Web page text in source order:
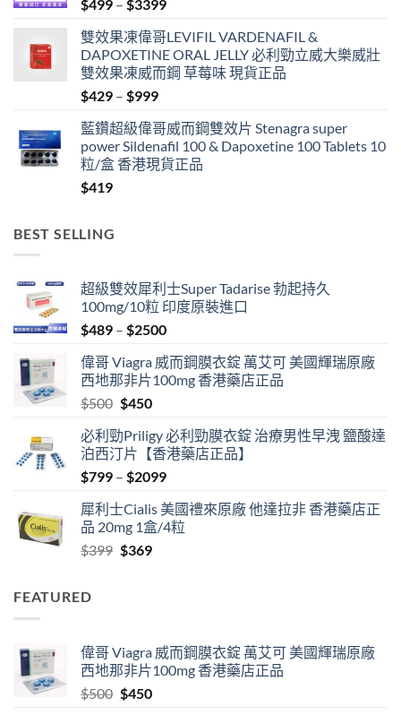
$499 – $3399
$499
through
$3399
雙效果凍偉哥LEVIFIL VARDENAFIL &
DAPOXETINE ORAL JELLY 必利勁立威大樂威壯
雙效果凍威而鋼 草莓味 現貨正品
$429 – $999Price
$429
through
$999
藍鑽超級偉哥威而鋼雙效片 Stenagra super
power Sildenafil 100 & Dapoxetine 100 Tablets 10
粒/盒 香港現貨正品
$419
BEST SELLING
超級雙效犀利士Super Tadarise 勃起持久
100mg/10粒 印度原裝進口
$489 – $2500Price
$489
through
偉哥 Viagra 威而鋼膜衣錠 萬艾可 美國輝瑞原廠
西地那非片100mg 香港藥店正品
$500 Original
was:
$500.
$450Current
is:
$450.
必利勁Priligy 必利勁膜衣錠 治療男性早洩 鹽酸達
泊西汀片【香港藥店正品】
$799 – $2099Price
$799
through
犀利士Cialis 美國禮來原廠 他達拉非 香港藥店正
品 20mg 1盒/4粒
$399 Original
$369Current
FEATURED
偉哥 Viagra 威而鋼膜衣錠 萬艾可 美國輝瑞原廠
西地那非片100mg 香港藥店正品
$500 Original
$450Current